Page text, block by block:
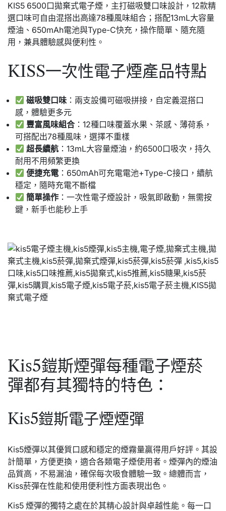
KIS5 6500口拋棄式電子煙，主打磁吸雙口味設計，12款精
選口味可自由混搭出高達78種風味組合；搭配13mL大容量
煙油、650mAh電池與Type-C快充，操作簡單、隨充隨
用，兼具體驗感與便利性。
KISS一次性電子煙產品特點
磁吸雙口味 ：兩支設備可磁吸拼接，自定義混搭口
感，體驗更多元
豐富風味組合 ：12種口味覆蓋水果、茶感、薄荷系，
可搭配出78種風味，選擇不重樣
超長續航 ：13mL大容量煙油，約6500口吸次，持久
耐用不用頻繁更換
便捷充電 ：650mAh可充電電池+Type-C接口，續航
穩定，隨時充電不斷檔
簡單操作 ：一次性電子煙設計，吸氣即啟動，無需按
鍵，新手也能秒上手
Kis5鎧斯煙彈每種電子煙菸
彈都有其獨特的特色：
Kis5鎧斯電子煙煙彈
Kis5煙彈以其優質口感和穩定的煙霧量贏得用戶好評。其設
計簡單，方便更換，適合各類電子煙使用者。煙彈內的煙油
品質高，不易漏油，確保每次吸食體驗一致。總體而言，
Kiss菸彈在性能和使用便利性方面表現出色。
Kis5 煙彈的獨特之處在於其精心設計與卓越性能。每一口